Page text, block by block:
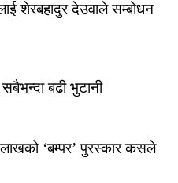
शेरबहादुर देउवाले सम्बोधन
बढी भुटानी
लाखको ‘बम्पर’ पुरस्कार कसले